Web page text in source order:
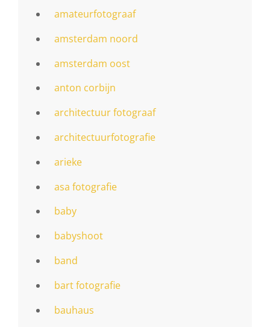
amateurfotograaf
amsterdam noord
amsterdam oost
anton corbijn
architectuur fotograaf
architectuurfotografie
arieke
asa fotografie
baby
babyshoot
band
bart fotografie
bauhaus